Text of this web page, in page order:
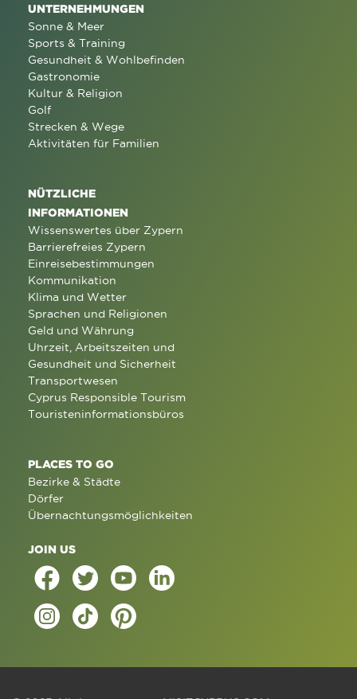
UNTERNEHMUNGEN
Sonne & Meer
Sports & Training
Gesundheit & Wohlbefinden
Gastronomie
Kultur & Religion
Golf
Strecken & Wege
Aktivitäten für Familien
NÜTZLICHE
INFORMATIONEN
Wissenswertes über Zypern
Barrierefreies Zypern
Einreisebestimmungen
Kommunikation
Klima und Wetter
Sprachen und Religionen
Geld und Währung
Uhrzeit, Arbeitszeiten und
Gesundheit und Sicherheit
Transportwesen
Cyprus Responsible Tourism
Touristeninformationsbüros
PLACES TO GO
Bezirke & Städte
Dörfer
Übernachtungsmöglichkeiten
JOIN US